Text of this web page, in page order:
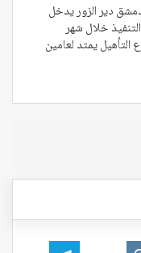
دير الزور يدخل
خلال شهر
يمتد لعامين